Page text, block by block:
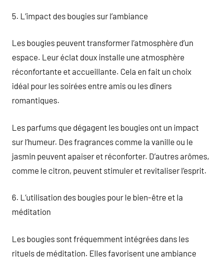
5. L’impact des bougies sur l’ambiance
Les bougies peuvent transformer l’atmosphère d’un
espace. Leur éclat doux installe une atmosphère
réconfortante et accueillante. Cela en fait un choix
idéal pour les soirées entre amis ou les dîners
romantiques.
Les parfums que dégagent les bougies ont un impact
sur l’humeur. Des fragrances comme la vanille ou le
jasmin peuvent apaiser et réconforter. D’autres arômes,
comme le citron, peuvent stimuler et revitaliser l’esprit.
6. L’utilisation des bougies pour le bien-être et la
méditation
Les bougies sont fréquemment intégrées dans les
rituels de méditation. Elles favorisent une ambiance